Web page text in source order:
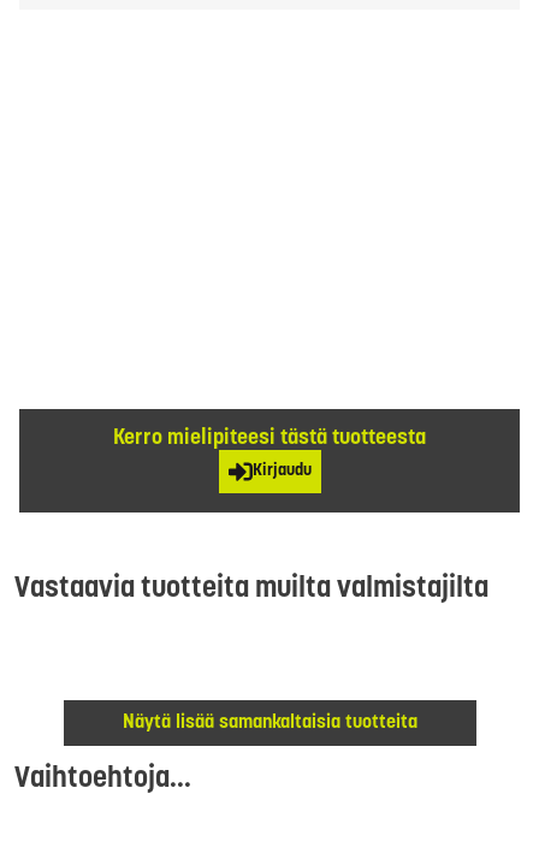
Kerro mielipiteesi tästä tuotteesta
Kirjaudu
Vastaavia tuotteita muilta valmistajilta
Näytä lisää samankaltaisia tuotteita
Vaihtoehtoja...